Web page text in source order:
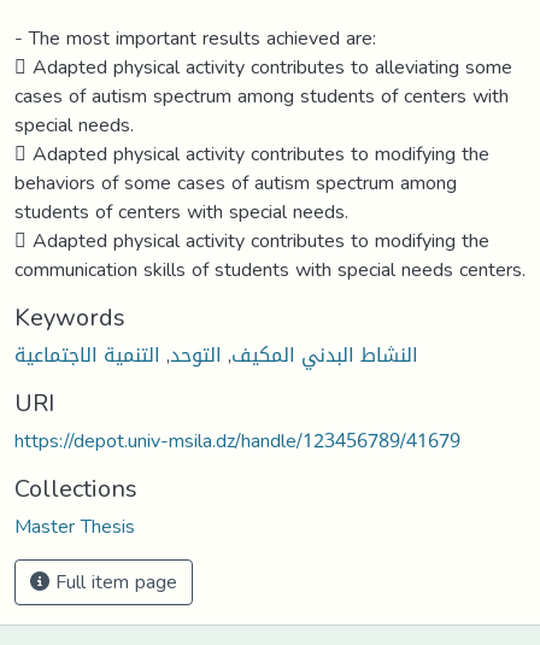
- The most important results achieved are:
 Adapted physical activity contributes to alleviating some
cases of autism spectrum among students of centers with
special needs.
 Adapted physical activity contributes to modifying the
behaviors of some cases of autism spectrum among
students of centers with special needs.
 Adapted physical activity contributes to modifying the
communication skills of students with special needs centers.
Keywords
النشاط البدني المكيف, التوحد, التنمية الاجتماعية
URI
https://depot.univ-msila.dz/handle/123456789/41679
Collections
Master Thesis
Full item page